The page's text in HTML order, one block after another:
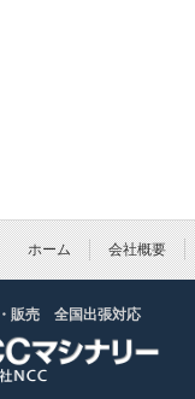
ホーム 会社概要
販売 全国出張対応